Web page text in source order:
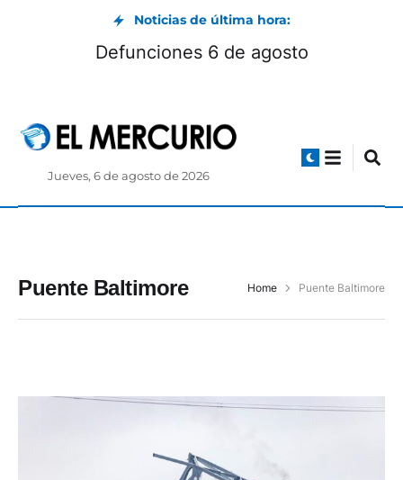
Noticias de última hora:
Defunciones 6 de agosto
Jueves, 6 de agosto de 2026
Puente Baltimore Home Puente Baltimore